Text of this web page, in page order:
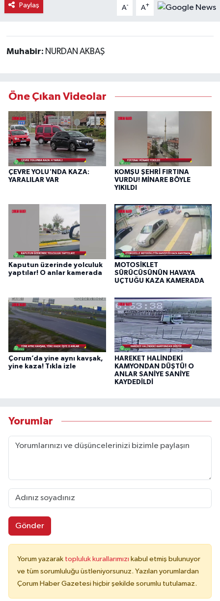
Paylaş A- A+
Muhabir: NURDAN AKBAŞ
Öne Çıkan Videolar
ÇEVRE YOLU'NDA KAZA:
YARALILAR VAR
KOMŞU ŞEHRİ FIRTINA
VURDU! MİNARE BÖYLE
YIKILDI
Kaputun üzerinde yolculuk
yaptılar! O anlar kamerada
MOTOSİKLET
SÜRÜCÜSÜNÜN HAVAYA
UÇTUĞU KAZA KAMERADA
Çorum’da yine aynı kavşak,
yine kaza! Tıkla izle
HAREKET HALİNDEKİ
KAMYONDAN DÜŞTÜ! O
ANLAR SANİYE SANİYE
KAYDEDİLDİ
Yorumlar
Gönder
Yorum yazarak topluluk kurallarımızı kabul etmiş bulunuyor
ve tüm sorumluluğu üstleniyorsunuz. Yazılan yorumlardan
Çorum Haber Gazetesi hiçbir şekilde sorumlu tutulamaz.
Oğuzlar
Ortaköy
Uğurludağ
Sağlık